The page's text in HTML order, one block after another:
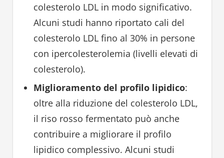
colesterolo LDL in modo significativo.
Alcuni studi hanno riportato cali del
colesterolo LDL fino al 30% in persone
con ipercolesterolemia (livelli elevati di
colesterolo).
Miglioramento del profilo lipidico:
oltre alla riduzione del colesterolo LDL,
il riso rosso fermentato può anche
contribuire a migliorare il profilo
lipidico complessivo. Alcuni studi